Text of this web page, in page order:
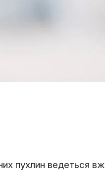
пухлин ведеться